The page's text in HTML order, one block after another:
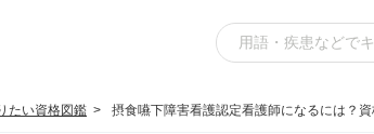
たい資格図鑑 摂食嚥下障害看護認定看護師になるには？